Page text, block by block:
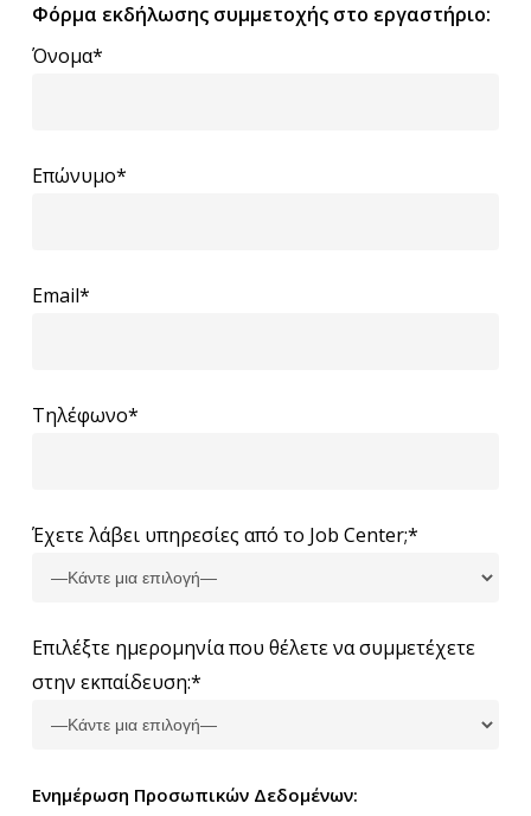
Φόρμα εκδήλωσης συμμετοχής στο εργαστήριο:
Όνομα*
Επώνυμο*
Email*
Τηλέφωνο*
Έχετε λάβει υπηρεσίες από το Job Center;*
Επιλέξτε ημερομηνία που θέλετε να συμμετέχετε
στην εκπαίδευση:*
Ενημέρωση Προσωπικών Δεδομένων: